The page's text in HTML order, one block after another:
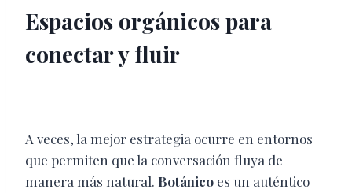
Espacios orgánicos para
conectar y fluir
A veces, la mejor estrategia ocurre en entornos
que permiten que la conversación fluya de
manera más natural. Botánico es un auténtico